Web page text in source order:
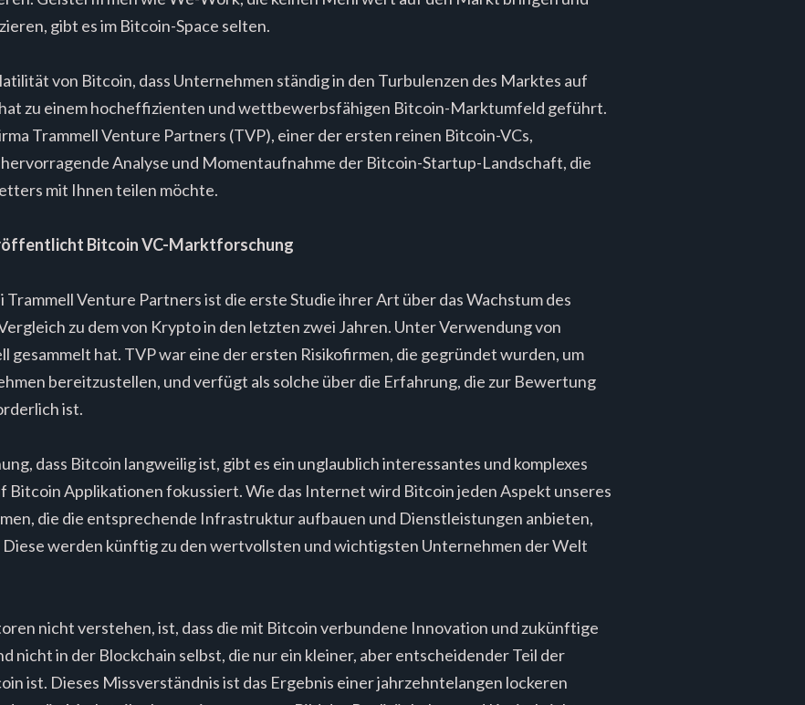
gibt es im Bitcoin-Space selten.
von Bitcoin, dass Unternehmen ständig in den Turbulenzen des Marktes auf
zu einem hocheffizienten und wettbewerbsfähigen Bitcoin-Marktumfeld geführt.
Trammell Venture Partners (TVP), einer der ersten reinen Bitcoin-VCs,
Analyse und Momentaufnahme der Bitcoin-Startup-Landschaft, die
mit Ihnen teilen möchte.
Bitcoin VC-Marktforschung
Venture Partners ist die erste Studie ihrer Art über das Wachstum des
zu dem von Krypto in den letzten zwei Jahren. Unter Verwendung von
gesammelt hat. TVP war eine der ersten Risikofirmen, die gegründet wurden, um
bereitzustellen, und verfügt als solche über die Erfahrung, die zur Bewertung
ist.
dass Bitcoin langweilig ist, gibt es ein unglaublich interessantes und komplexes
Bitcoin Applikationen fokussiert. Wie das Internet wird Bitcoin jeden Aspekt unseres
die die entsprechende Infrastruktur aufbauen und Dienstleistungen anbieten,
werden künftig zu den wertvollsten und wichtigsten Unternehmen der Welt
nicht verstehen, ist, dass die mit Bitcoin verbundene Innovation und zukünftige
nicht in der Blockchain selbst, die nur ein kleiner, aber entscheidender Teil der
ist. Dieses Missverständnis ist das Ergebnis einer jahrzehntelangen lockeren